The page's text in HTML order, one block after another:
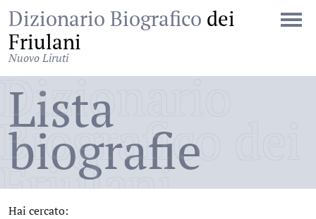
Dizionario Biografico dei
Friulani
Nuovo Liruti
Dizionario
Biografico dei
Friulani
Lista
biografie
Hai cercato: